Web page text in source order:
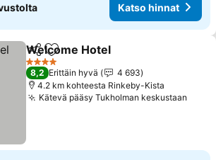
Katso hinnat
Jaa Lisää suosikkeihin
Welcome Hotel
4 Tähtiluokitus
8,2 Erittäin hyvä
4 693
4.2 km kohteesta Rinkeby-Kista
Kätevä pääsy Tukholman keskustaan